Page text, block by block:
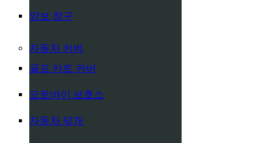
양보 창구
자동차 커버
골프 카트 커버
오토바이 보호소
자동차 덮개